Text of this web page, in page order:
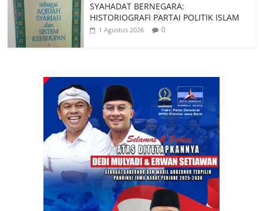
SYAHADAT BERNEGARA:
HISTORIOGRAFI PARTAI POLITIK ISLAM
1 Agustus 2026 0